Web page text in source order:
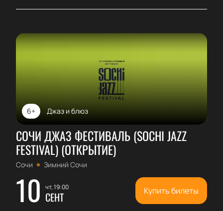
Джаз и блюз
6+
СОЧИ ДЖАЗ ФЕСТИВАЛЬ (SOCHI JAZZ
FESTIVAL) (ОТКРЫТИЕ)
Сочи Зимний Сочи
10 чт, 19:00
СЕНТ Купить билеты